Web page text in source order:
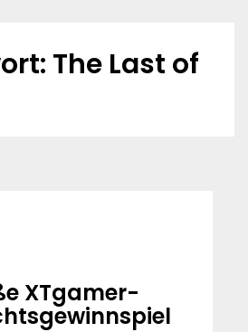
The Last of
XTgamer-